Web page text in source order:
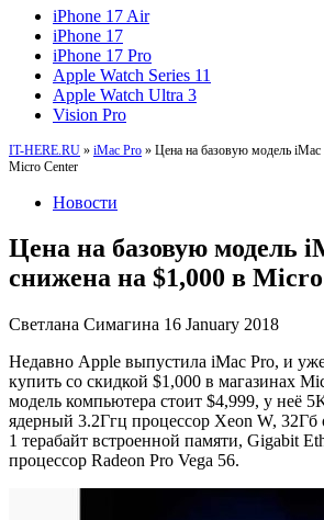
iPhone 17 Air
iPhone 17
iPhone 17 Pro
Apple Watch Series 11
Apple Watch Ultra 3
Vision Pro
IT-HERE.RU » iMac Pro » Цена на базовую модель iMac
Micro Center
Новости
Цена на базовую модель
снижена на $1,000 в
Светлана Симагина 16 January 2018
Недавно Apple выпустила iMac Pro, и
купить со скидкой $1,000 в магазинах
модель компьютера стоит $4,999, у неё
ядерный 3.2Ггц процессор Xeon W, 32Гб
1 терабайт встроенной памяти, Gigabit
процессор Radeon Pro Vega 56.